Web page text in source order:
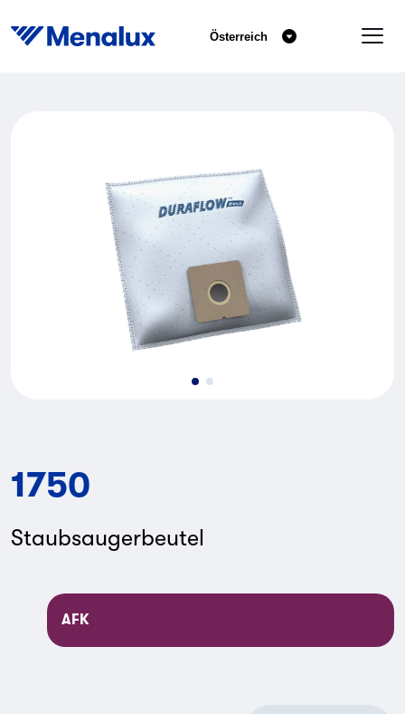
Österreich
1750
Staubsaugerbeutel
AFK